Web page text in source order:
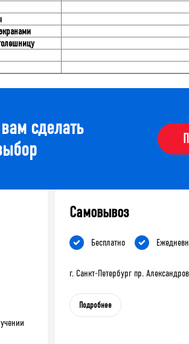
сделать
Самовывоз
Бесплатно
г. Санкт-Петербург пр.
Подробнее